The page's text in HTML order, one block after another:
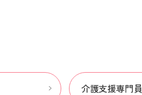
介護支援専門員